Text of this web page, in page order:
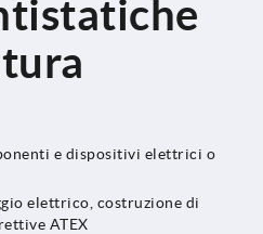
e dispositivi elettrici o
elettrico, costruzione di
ATEX